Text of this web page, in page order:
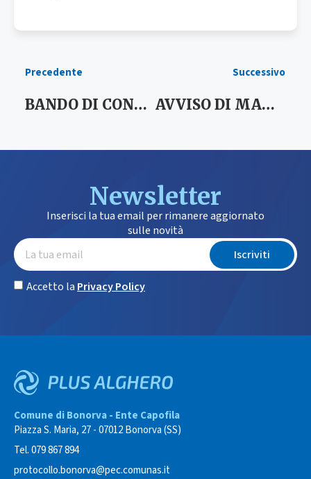
Precedente
BANDO DI CONCORSO PUBBLICO PER TITOLI ED ESAMI PER N°2 POSTI A TEMPO INDETERMINATO, TEMPO PIENO, DI ISTRUTTORE DIRETTIVO – ASSISTENTE SOCIALE, CATEGORIA D POSIZIONE ECONOMICA D1, PLUS ALGHERO
Successivo
AVVISO DI MANIFESTAZIONE D’INTERESSE – CENTRO SERVIZI PER IL CONTRASTO ALLA POVERTÀ
Newsletter
Inserisci la tua email per rimanere aggiornato
sulle novità
Accetto la Privacy Policy
Iscriviti
Comune di Bonorva - Ente Capofila
Piazza S. Maria, 27 - 07012 Bonorva (SS)
Tel. 079 867 894
protocollo.bonorva@pec.comunas.it